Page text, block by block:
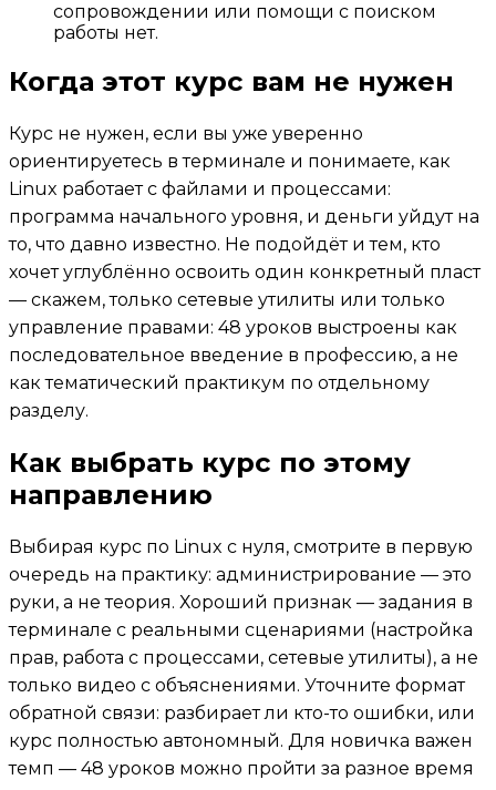
сопровождении или помощи с поиском
работы нет.
Когда этот курс вам не нужен
Курс не нужен, если вы уже уверенно
ориентируетесь в терминале и понимаете, как
Linux работает с файлами и процессами:
программа начального уровня, и деньги уйдут на
то, что давно известно. Не подойдёт и тем, кто
хочет углублённо освоить один конкретный пласт
— скажем, только сетевые утилиты или только
управление правами: 48 уроков выстроены как
последовательное введение в профессию, а не
как тематический практикум по отдельному
разделу.
Как выбрать курс по этому
направлению
Выбирая курс по Linux с нуля, смотрите в первую
очередь на практику: администрирование — это
руки, а не теория. Хороший признак — задания в
терминале с реальными сценариями (настройка
прав, работа с процессами, сетевые утилиты), а не
только видео с объяснениями. Уточните формат
обратной связи: разбирает ли кто-то ошибки, или
курс полностью автономный. Для новичка важен
темп — 48 уроков можно пройти за разное время